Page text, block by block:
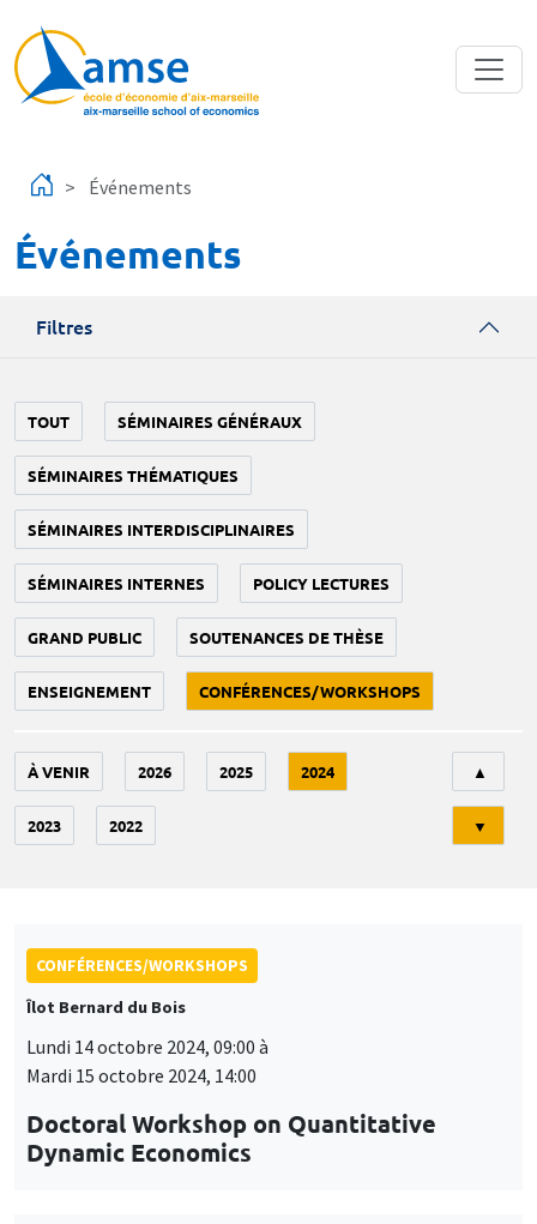
Événements
Événements
Filtres
TOUT SÉMINAIRES GÉNÉRAUX
SÉMINAIRES THÉMATIQUES
SÉMINAIRES INTERDISCIPLINAIRES
SÉMINAIRES INTERNES POLICY LECTURES
GRAND PUBLIC SOUTENANCES DE THÈSE
ENSEIGNEMENT CONFÉRENCES/WORKSHOPS
À VENIR 2026 2025 2024
2023 2022
▲
▼
CONFÉRENCES/WORKSHOPS
Îlot Bernard du Bois
Lundi 14 octobre 2024, 09:00 à
Mardi 15 octobre 2024, 14:00
Doctoral Workshop on Quantitative
Dynamic Economics